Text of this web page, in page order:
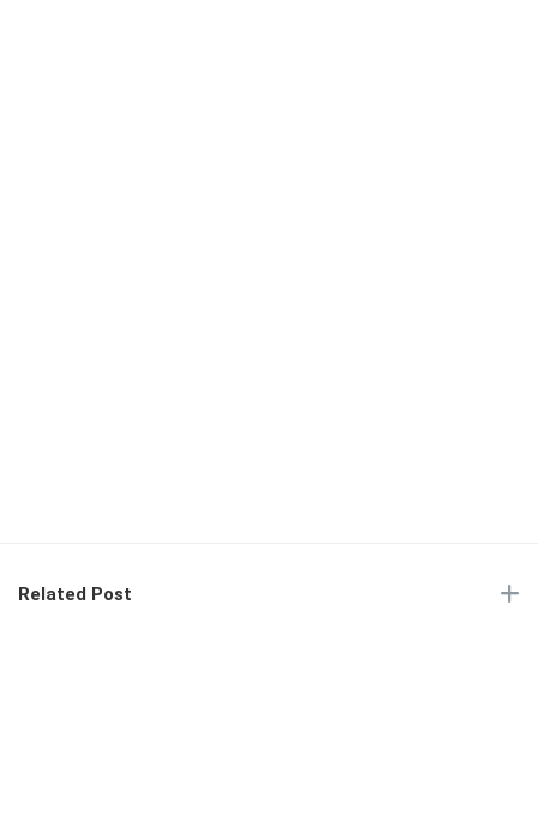
Related Post